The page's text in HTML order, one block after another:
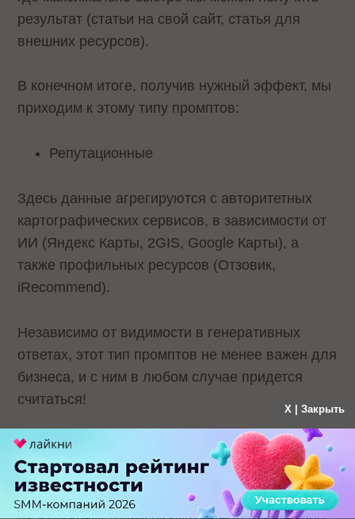
результат (статьи на свой сайт, статья для
внешних ресурсов).
В конечном итоге, получив нужный эффект, мы
приходим к этому типу промптов:
Репутационные
Здесь данные агрегируются с авторитетных
картографических сервисов, в зависимости от
ИИ (Яндекс Карты, 2GIS, Google Карты), а
также профильных ресурсов (Отзовик,
iRecommend).
Независимо от видимости в генеративных
ответах, этот тип промптов не менее важен для
бизнеса, и с ним в любом случае придется
считаться!
Шаг 5: Хорошие тексты + SEO-магия
Разобрались, что нам нужно набросать
классический контент-план, в первую очередь
по основным типам промптов для повышения
X | Закрыть